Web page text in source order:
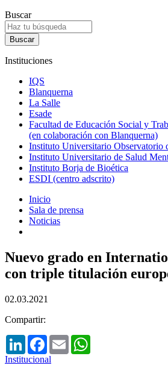
Buscar
Instituciones
IQS
Blanquerna
La Salle
Esade
Facultad de Educación Social y
(en colaboración con Blanquerna)
Instituto Universitario Observatorio
Instituto Universitario de Salud
Instituto Borja de Bioética
ESDI (centro adscrito)
Inicio
Sala de prensa
Noticias
Nuevo grado en
con triple titulación
02.03.2021
Compartir:
LinkedInFacebook
Email
Institucional